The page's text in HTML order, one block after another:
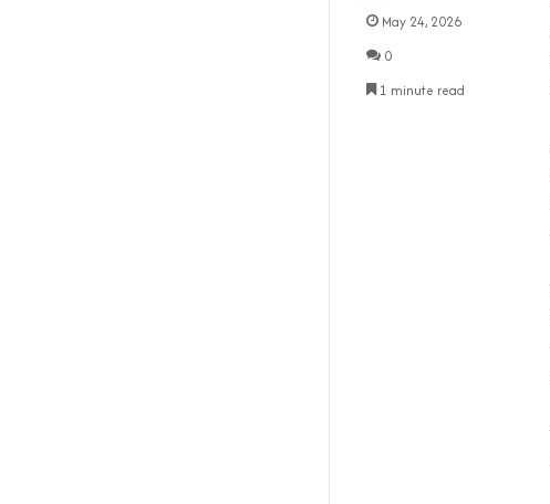
May 24, 2026
0
1 minute read